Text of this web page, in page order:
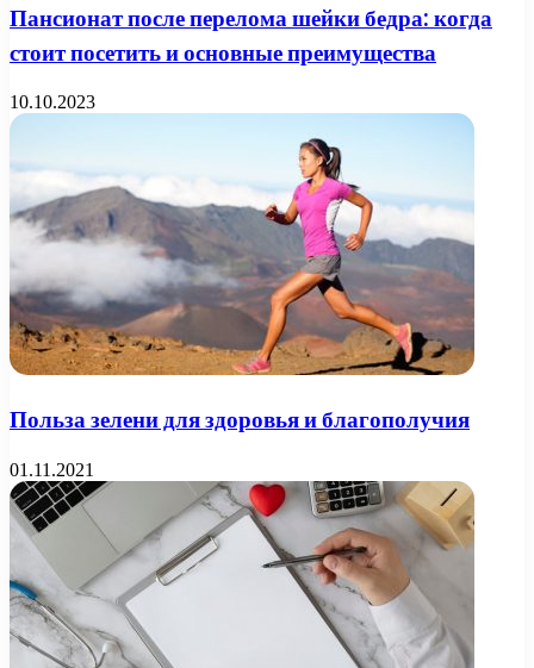
Пансионат после перелома шейки бедра: когда
стоит посетить и основные преимущества
10.10.2023
Польза зелени для здоровья и благополучия
01.11.2021